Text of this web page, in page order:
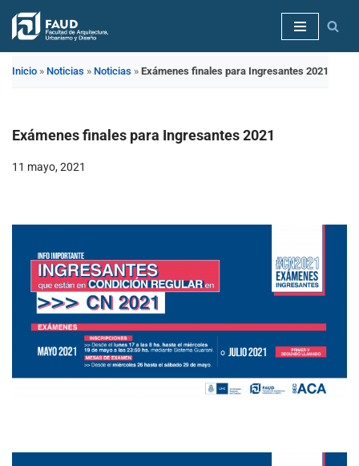
Saltar
Inicio » Noticias » Noticias » Exámenes finales para Ingresantes 2021
Exámenes finales para Ingresantes 2021
11 mayo, 2021